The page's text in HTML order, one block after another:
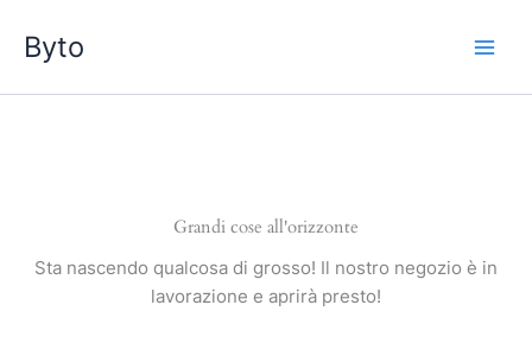
contenuto
Byto
Grandi cose all'orizzonte
Sta nascendo qualcosa di grosso! Il nostro negozio è in
lavorazione e aprirà presto!